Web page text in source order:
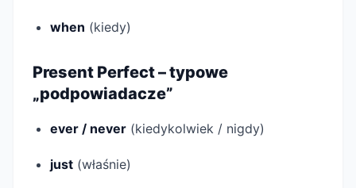
when (kiedy)
Present Perfect – typowe
„podpowiadacze”
ever / never(kiedykolwiek / nigdy)
just(właśnie)